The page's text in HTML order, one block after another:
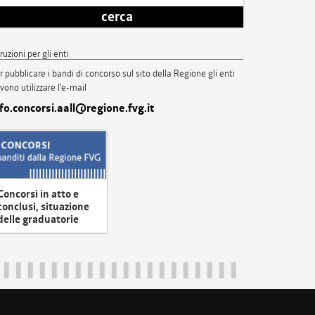
cerca
per gli enti
pubblicare i bandi di concorso sul sito della Regione gli enti
utilizzare l'e-mail
in atto e
situazione
graduatorie